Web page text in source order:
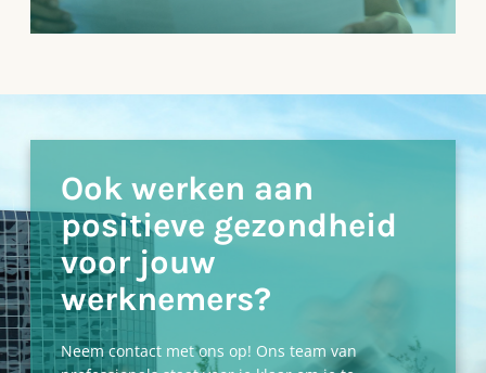
Voor mensen met een afstand tot de arbeidsmarkt
hen zoveel mogelijk te laten participeren in het
arbeidsproces en daarmee bij te dragen aan hun...
Lees verder
Ook werken aan
positieve gezondheid
voor jouw
werknemers?
Neem contact met ons op! Ons team van